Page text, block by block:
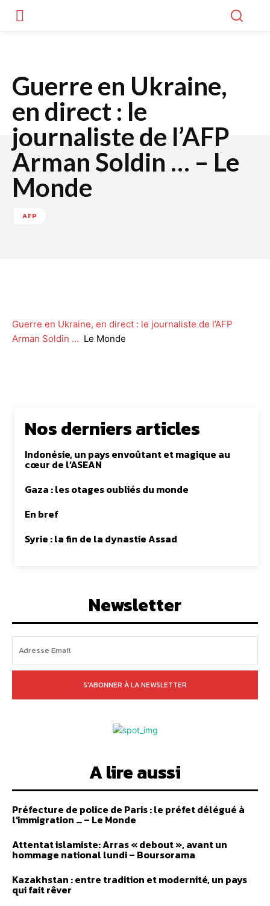
Guerre en Ukraine,
en direct : le
journaliste de l’AFP
Arman Soldin … – Le
Monde
AFP
Guerre en Ukraine, en direct : le journaliste de l’AFP
Arman Soldin … Le Monde
Nos derniers articles
Indonésie, un pays envoûtant et magique au
cœur de l’ASEAN
Gaza : les otages oubliés du monde
En bref
Syrie : la fin de la dynastie Assad
Newsletter
S'ABONNER À LA NEWSLETTER
A lire aussi
Préfecture de police de Paris : le préfet délégué à
l’immigration … – Le Monde
Attentat islamiste: Arras « debout », avant un
hommage national lundi – Boursorama
Kazakhstan : entre tradition et modernité, un pays
qui fait rêver